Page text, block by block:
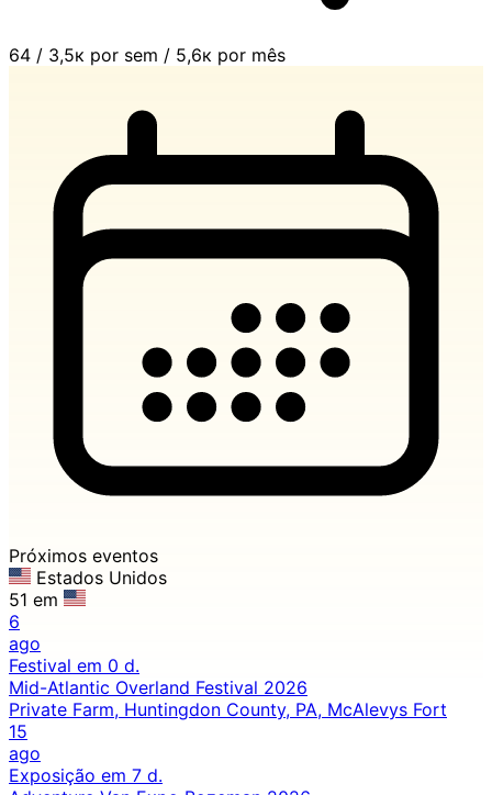
64 / 3,5к por sem / 5,6к por mês
Próximos eventos
Estados Unidos
51 em
6
ago
Festival em 0 d.
Mid-Atlantic Overland Festival 2026
Private Farm, Huntingdon County, PA, McAlevys Fort
15
ago
Exposição em 7 d.